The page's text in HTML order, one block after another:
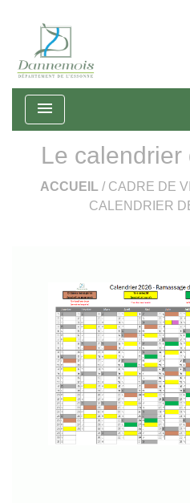
menu
Le calendrier
ACCUEIL / CADRE DE
CALENDRIER